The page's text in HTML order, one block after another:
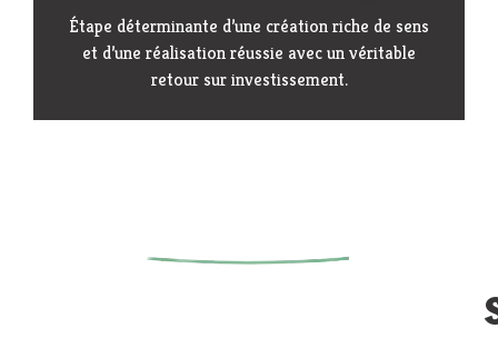
Étape déterminante d’une création riche de sens
et d’une réalisation réussie avec un véritable
retour sur investissement.